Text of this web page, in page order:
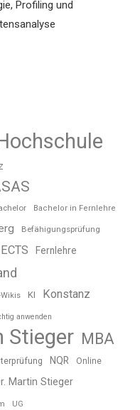
Profiling und
Bachelor in Fernlehre
Befähigungsprüfung
ECTS Fernlehre
KI Konstanz
anwenden
Stieger MBA
NQR Online
Martin Stieger
UG